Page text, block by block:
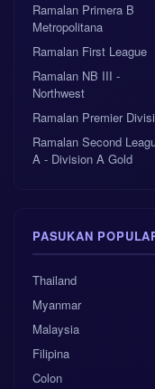
Ramalan Primera B
Metropolitana
Ramalan First League
Ramalan NB III -
Northwest
Ramalan Premier
Ramalan Second
A - Division A Gold
PASUKAN
Thailand
Myanmar
Malaysia
Filipina
Colon